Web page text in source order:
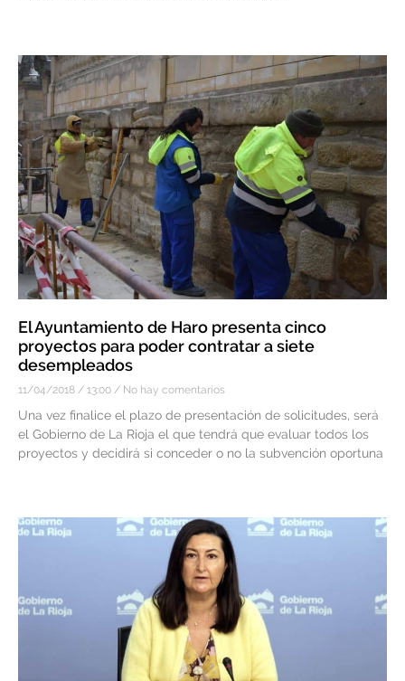
El Ayuntamiento de Haro presenta cinco
proyectos para poder contratar a siete
desempleados
11/04/2018 13:00 No hay comentarios
Una vez finalice el plazo de presentación de solicitudes, será
el Gobierno de La Rioja el que tendrá que evaluar todos los
proyectos y decidirá si conceder o no la subvención oportuna